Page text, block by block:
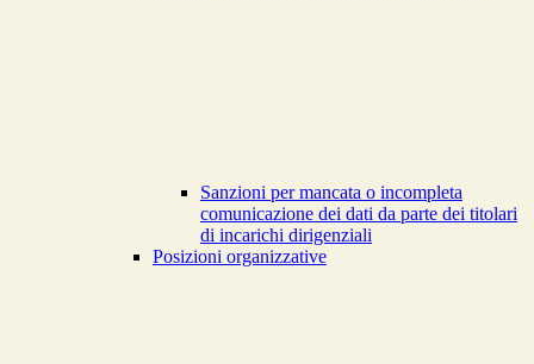
Sanzioni per mancata o incompleta
comunicazione dei dati da parte dei titolari
di incarichi dirigenziali
Posizioni organizzative